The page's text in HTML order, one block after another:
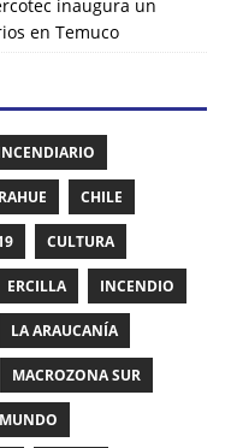
inaugura un
en Temuco
CHILE
CULTURA
ERCILLA INCENDIO
LA ARAUCANÍA
MACROZONA SUR
MUNDO